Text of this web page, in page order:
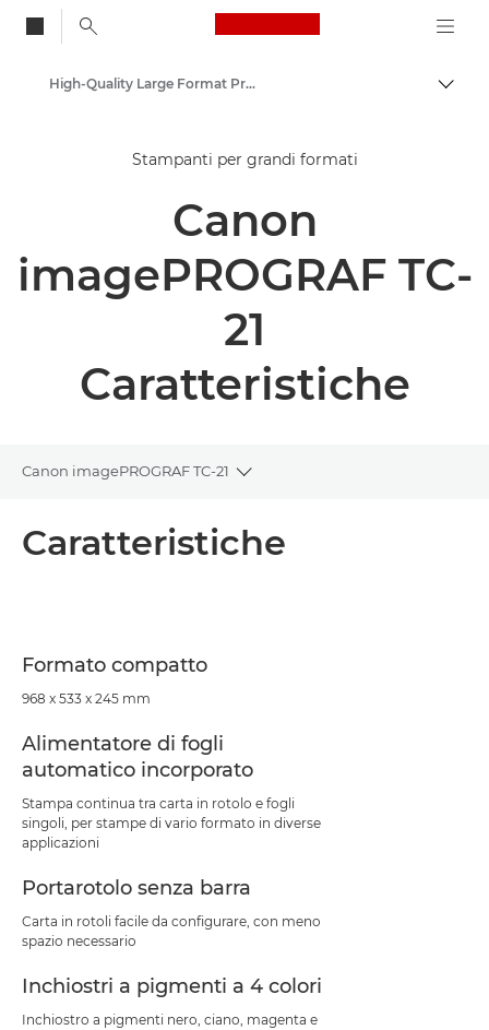
Canon Logo, back
Soluzioni e servizi
Prodotti per le aziende
High-Quality Large Format Printers for CAD/GIS and Stunning Graphics
Stampanti per grandi formati
Canon
imagePROGRAF TC-
21
Caratteristiche
Canon imagePROGRAF TC-21
Toggle breadcrumbs
Caratteristiche
Formato compatto
968 x 533 x 245 mm
Alimentatore di fogli
automatico incorporato
Stampa continua tra carta in rotolo e fogli
singoli, per stampe di vario formato in diverse
applicazioni
Portarotolo senza barra
Carta in rotoli facile da configurare, con meno
spazio necessario
Inchiostri a pigmenti a 4 colori
Inchiostro a pigmenti nero, ciano, magenta e